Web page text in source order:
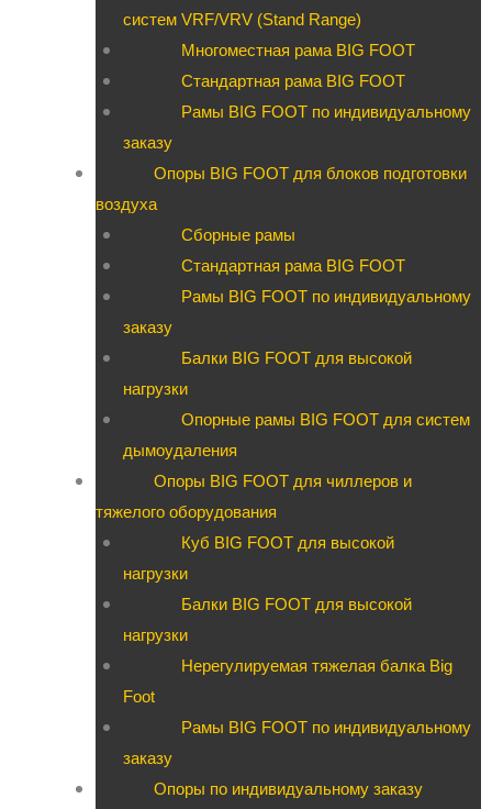
систем VRF/VRV (Stand Range)
Многоместная рама BIG FOOT
Стандартная рама BIG FOOT
Рамы BIG FOOT по индивидуальному
заказу
Опоры BIG FOOT для блоков подготовки
воздуха
Сборные рамы
Стандартная рама BIG FOOT
Рамы BIG FOOT по индивидуальному
заказу
Балки BIG FOOT для высокой
нагрузки
Опорные рамы BIG FOOT для систем
дымоудаления
Опоры BIG FOOT для чиллеров и
тяжелого оборудования
Куб BIG FOOT для высокой
нагрузки
Балки BIG FOOT для высокой
нагрузки
Нерегулируемая тяжелая балка Big
Foot
Рамы BIG FOOT по индивидуальному
заказу
Опоры по индивидуальному заказу